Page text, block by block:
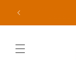
naar deGRATIS